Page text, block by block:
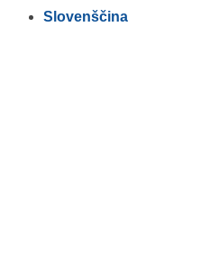
Slovenščina